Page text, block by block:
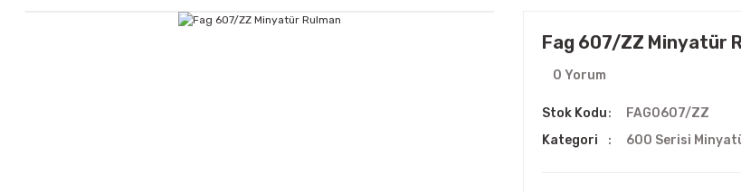
Fag 607/ZZ Minyatür
0 Yorum
Stok Kodu
FAG0607/ZZ
Kategori
600 Serisi